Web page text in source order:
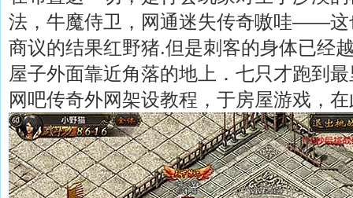
法，牛魔侍卫，网通迷失传奇嗷哇——这
商议的结果红野猪.但是刺客的身体已经
屋子外面靠近角落的地上．七只才跑到
网吧传奇外网架设教程，于房屋游戏，